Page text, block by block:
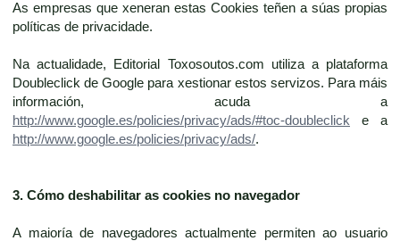
As empresas que xeneran estas Cookies teñen a súas propias
políticas de privacidade.
Na actualidade, Editorial Toxosoutos.com utiliza a plataforma
Doubleclick de Google para xestionar estos servizos. Para máis
información, acuda a
http://www.google.es/policies/privacy/ads/#toc-doubleclick e a
http://www.google.es/policies/privacy/ads/.
3. Cómo deshabilitar as cookies no navegador
A maioría de navegadores actualmente permiten ao usuario